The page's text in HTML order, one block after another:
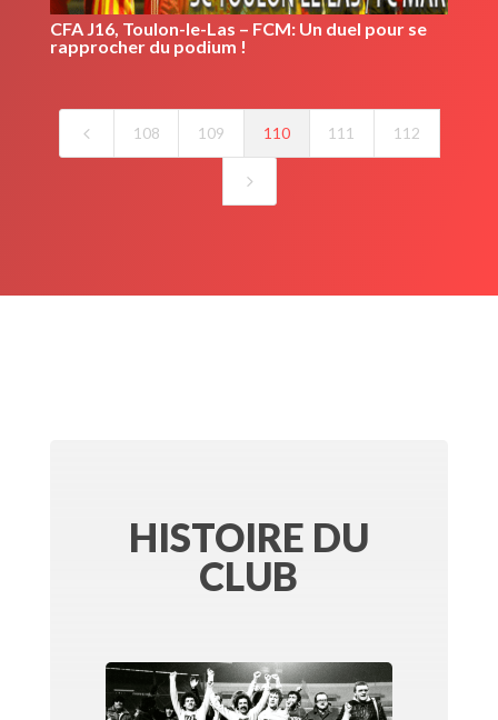
CFA J16, Toulon-le-Las – FCM: Un duel pour se
rapprocher du podium !
4 108 109 110 111 112
5
HISTOIRE DU
CLUB